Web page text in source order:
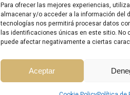
Para ofrecer las mejores experiencias,
almacenar y/o acceder a la información del
tecnologías nos permitirá procesar datos
las identificaciones únicas en este sitio. No
puede afectar negativamente a ciertas
Aceptar